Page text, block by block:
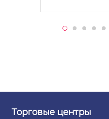
Торговые центры